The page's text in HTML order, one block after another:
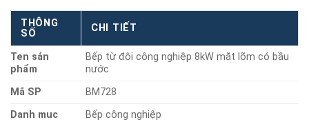
THÔNG
SỐ
CHI TIẾT
Ten sản
phẩm
Bếp từ đôi công nghiệp 8kW mặt lõm có bầu
nước
Mã SP
BM728
Danh muc
Bếp công nghiệp